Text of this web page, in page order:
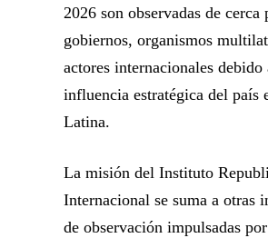
2026 son observadas de cerca
gobiernos, organismos
actores internacionales debido
influencia estratégica del país
Latina.
La misión del Instituto
Internacional se suma a otras
de observación impulsadas por